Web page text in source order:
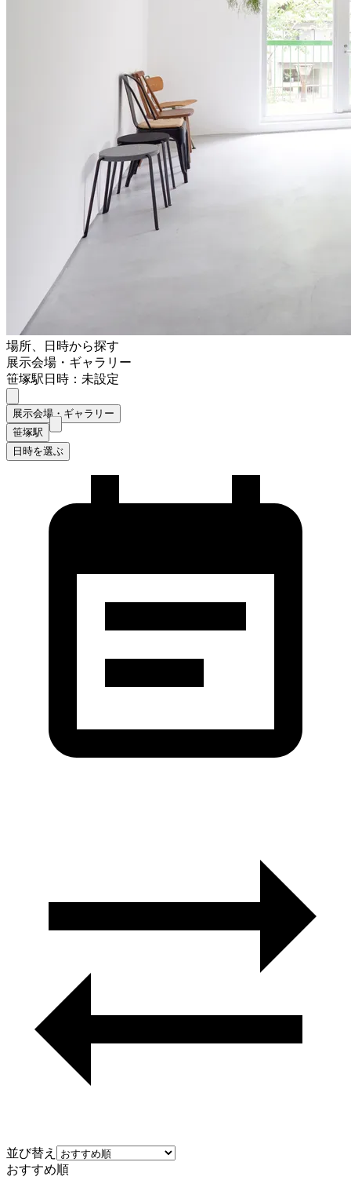
場所、日時から探す
展示会場・ギャラリー
笹塚駅日時：未設定
展示会場・ギャラリー
笹塚駅
日時を選ぶ
並び替え
おすすめ順